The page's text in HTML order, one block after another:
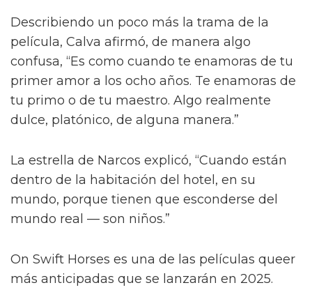
Describiendo un poco más la trama de la
película, Calva afirmó, de manera algo
confusa, “Es como cuando te enamoras de tu
primer amor a los ocho años. Te enamoras de
tu primo o de tu maestro. Algo realmente
dulce, platónico, de alguna manera.”
La estrella de Narcos explicó, “Cuando están
dentro de la habitación del hotel, en su
mundo, porque tienen que esconderse del
mundo real — son niños.”
On Swift Horses es una de las películas queer
más anticipadas que se lanzarán en 2025.